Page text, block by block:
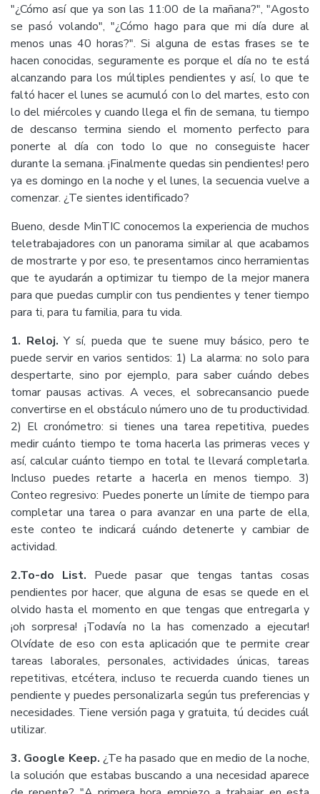
"¿Cómo así que ya son las 11:00 de la mañana?", "Agosto
se pasó volando", "¿Cómo hago para que mi día dure al
menos unas 40 horas?". Si alguna de estas frases se te
hacen conocidas, seguramente es porque el día no te está
alcanzando para los múltiples pendientes y así, lo que te
faltó hacer el lunes se acumuló con lo del martes, esto con
lo del miércoles y cuando llega el fin de semana, tu tiempo
de descanso termina siendo el momento perfecto para
ponerte al día con todo lo que no conseguiste hacer
durante la semana. ¡Finalmente quedas sin pendientes! pero
ya es domingo en la noche y el lunes, la secuencia vuelve a
comenzar. ¿Te sientes identificado?
Bueno, desde MinTIC conocemos la experiencia de muchos
teletrabajadores con un panorama similar al que acabamos
de mostrarte y por eso, te presentamos cinco herramientas
que te ayudarán a optimizar tu tiempo de la mejor manera
para que puedas cumplir con tus pendientes y tener tiempo
para ti, para tu familia, para tu vida.
1. Reloj. Y sí, pueda que te suene muy básico, pero te
puede servir en varios sentidos: 1) La alarma: no solo para
despertarte, sino por ejemplo, para saber cuándo debes
tomar pausas activas. A veces, el sobrecansancio puede
convertirse en el obstáculo número uno de tu productividad.
2) El cronómetro: si tienes una tarea repetitiva, puedes
medir cuánto tiempo te toma hacerla las primeras veces y
así, calcular cuánto tiempo en total te llevará completarla.
Incluso puedes retarte a hacerla en menos tiempo. 3)
Conteo regresivo: Puedes ponerte un límite de tiempo para
completar una tarea o para avanzar en una parte de ella,
este conteo te indicará cuándo detenerte y cambiar de
actividad.
2.To-do List. Puede pasar que tengas tantas cosas
pendientes por hacer, que alguna de esas se quede en el
olvido hasta el momento en que tengas que entregarla y
¡oh sorpresa! ¡Todavía no la has comenzado a ejecutar!
Olvídate de eso con esta aplicación que te permite crear
tareas laborales, personales, actividades únicas, tareas
repetitivas, etcétera, incluso te recuerda cuando tienes un
pendiente y puedes personalizarla según tus preferencias y
necesidades. Tiene versión paga y gratuita, tú decides cuál
utilizar.
3. Google Keep. ¿Te ha pasado que en medio de la noche,
la solución que estabas buscando a una necesidad aparece